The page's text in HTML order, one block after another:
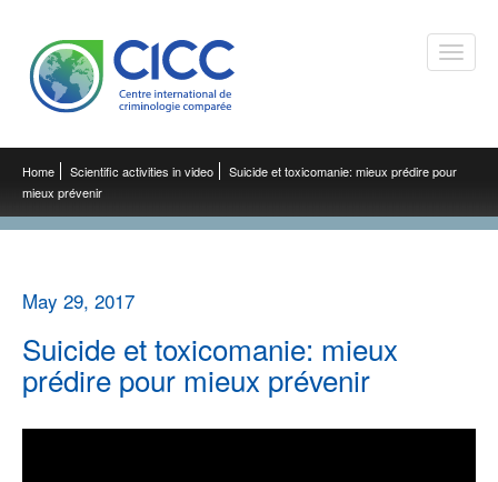
Toggle
Home Scientific activities in video
Suicide et toxicomanie: mieux prédire pour
mieux prévenir
May 29, 2017
Suicide et toxicomanie: mieux
prédire pour mieux prévenir